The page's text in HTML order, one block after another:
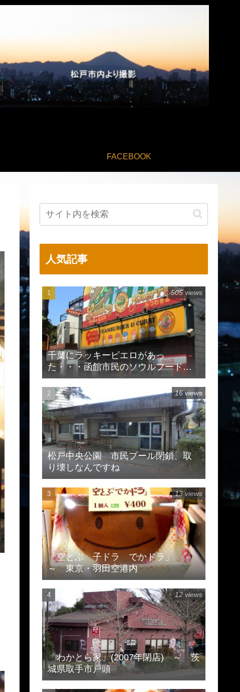
FACEBOOK
人気記事
千葉にラッキーピエロがあっ
た・・・函館市民のソウルフードで
有名
505 views
松戸中央公園 市民プール閉鎖、取
り壊しなんですね
16 views
「空とぶ 子ドラ でかドラ」
～ 東京・羽田空港内
13 views
「わかとら家」(2007年閉店) ～ 茨
城県取手市戸頭
12 views